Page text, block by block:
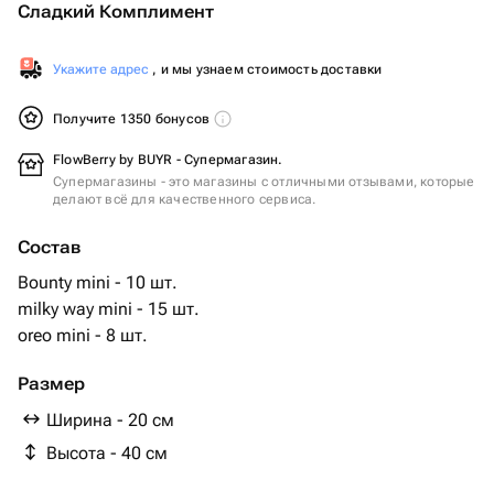
Сладкий Комплимент
Укажите адрес , и мы узнаем стоимость доставки
Получите 1350 бонусов
FlowBerry by BUYR - Супермагазин.
Супермагазины - это магазины с отличными отзывами, которые
делают всё для качественного сервиса.
Состав
Bounty mini - 10 шт.
milky way mini - 15 шт.
oreo mini - 8 шт.
Размер
Ширина - 20 см
Высота - 40 см